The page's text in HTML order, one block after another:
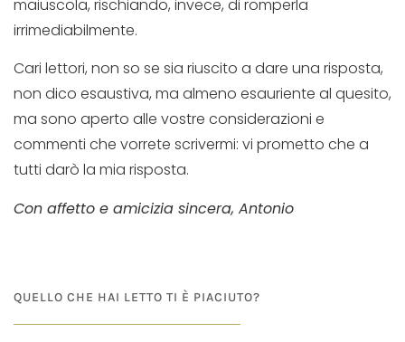
maiuscola, rischiando, invece, di romperla
irrimediabilmente.
Cari lettori, non so se sia riuscito a dare una risposta,
non dico esaustiva, ma almeno esauriente al quesito,
ma sono aperto alle vostre considerazioni e
commenti che vorrete scrivermi: vi prometto che a
tutti darò la mia risposta.
Con affetto e amicizia sincera, Antonio
QUELLO CHE HAI LETTO TI È PIACIUTO?